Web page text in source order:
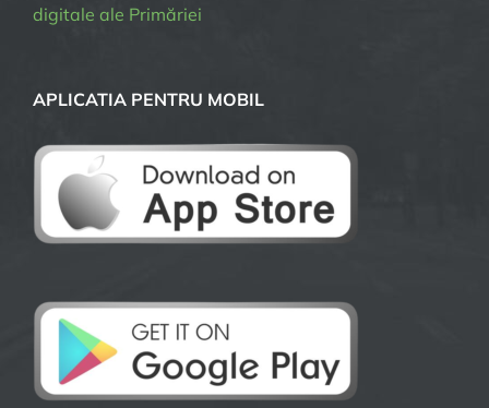
digitale ale Primăriei
APLICATIA PENTRU MOBIL